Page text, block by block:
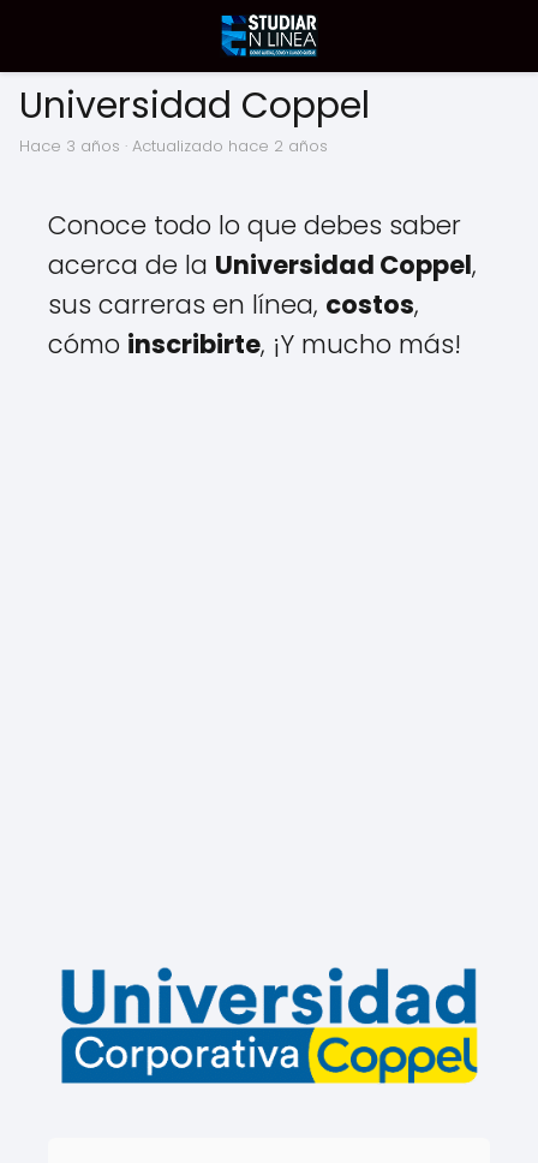
Universidad Coppel
hace 3 años · Actualizado hace 2 años
Conoce todo lo que debes saber
acerca de la Universidad Coppel,
sus carreras en línea, costos,
cómo inscribirte, ¡Y mucho más!